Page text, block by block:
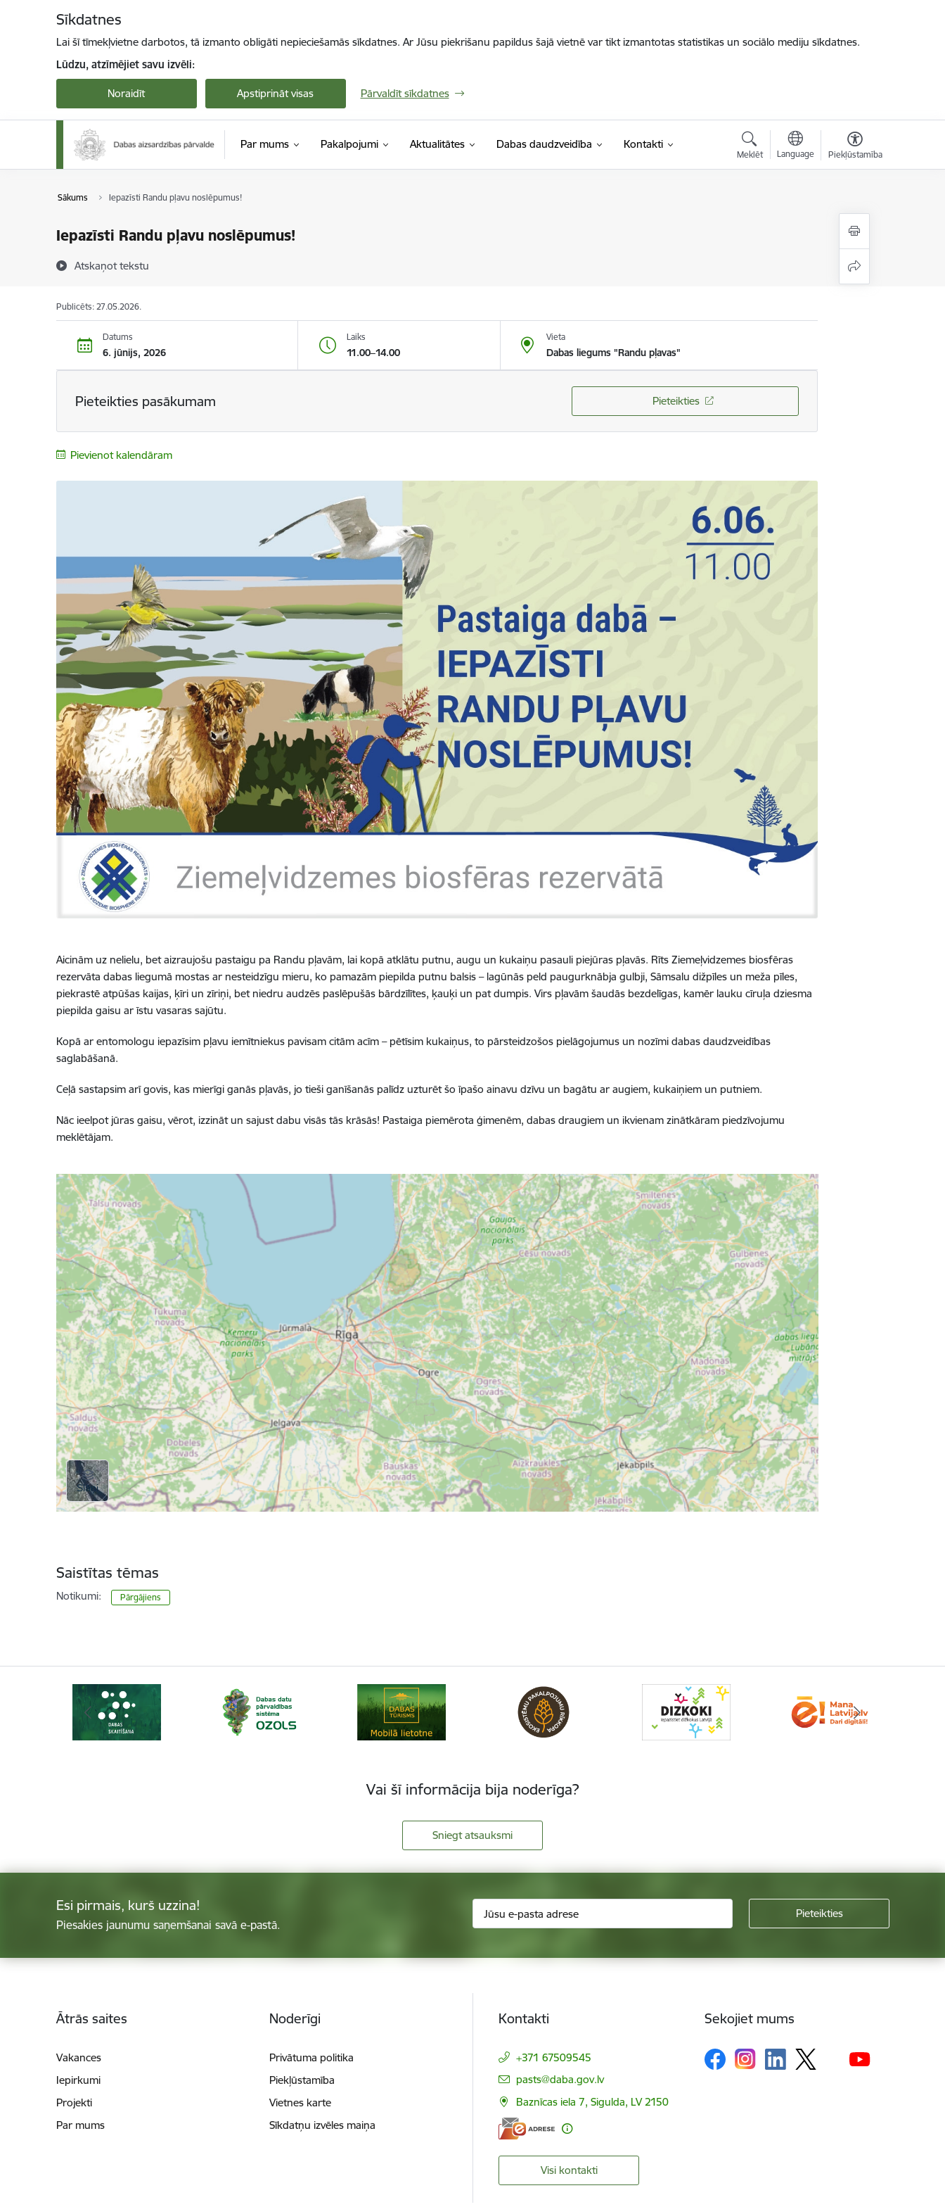
Sīkdatnes
Lai šī tīmekļvietne darbotos, tā izmanto obligāti nepieciešamās sīkdatnes. Ar Jūsu piekrišanu papildus šajā vietnē var tikt izmantotas statistikas un sociālo mediju sīkdatnes.
Lūdzu, atzīmējiet savu izvēli:
Noraidīt Apstiprināt visas Pārvaldīt sīkdatnes
Par mums Pakalpojumi Aktualitātes Dabas daudzveidība Kontakti
Meklēt Language Piekļūstamība
Sākums Iepazīsti Randu pļavu noslēpumus!
Iepazīsti Randu pļavu noslēpumus!
Atskaņot tekstu
Publicēts: 27.05.2026.
Datums
6. jūnijs, 2026
Laiks
11.00–14.00
Vieta
Dabas liegums "Randu pļavas"
Pieteikties pasākumam Pieteikties
Pievienot kalendāram
Aicinām uz nelielu, bet aizraujošu pastaigu pa Randu pļavām, lai kopā atklātu putnu, augu un kukaiņu pasauli piejūras pļavās. Rīts Ziemeļvidzemes biosfēras
rezervāta dabas liegumā mostas ar nesteidzīgu mieru, ko pamazām piepilda putnu balsis – lagūnās peld paugurknābja gulbji, Sāmsalu dižpīles un meža pīles,
piekrastē atpūšas kaijas, ķīri un zīriņi, bet niedru audzēs paslēpušās bārdzīlītes, ķauķi un pat dumpis. Virs pļavām šaudās bezdelīgas, kamēr lauku cīruļa dziesma
piepilda gaisu ar īstu vasaras sajūtu.
Kopā ar entomologu iepazīsim pļavu iemītniekus pavisam citām acīm – pētīsim kukaiņus, to pārsteidzošos pielāgojumus un nozīmi dabas daudzveidības
saglabāšanā.
Ceļā sastapsim arī govis, kas mierīgi ganās pļavās, jo tieši ganīšanās palīdz uzturēt šo īpašo ainavu dzīvu un bagātu ar augiem, kukaiņiem un putniem.
Nāc ieelpot jūras gaisu, vērot, izzināt un sajust dabu visās tās krāsās! Pastaiga piemērota ģimenēm, dabas draugiem un ikvienam zinātkāram piedzīvojumu
meklētājam.
Saistītas tēmas
Notikumi: Pārgājiens
Vai šī informācija bija noderīga?
Sniegt atsauksmi
Esi pirmais, kurš uzzina!
Piesakies jaunumu saņemšanai savā e-pastā.
Ātrās saites
Vakances
Iepirkumi
Projekti
Par mums
Noderīgi
Privātuma politika
Piekļūstamība
Vietnes karte
Sīkdatņu izvēles maiņa
Kontakti
+371 67509545
E-pasts:
pasts@daba.gov.lv
Baznīcas iela 7, Sigulda, LV 2150
Visi kontakti
Sekojiet mums